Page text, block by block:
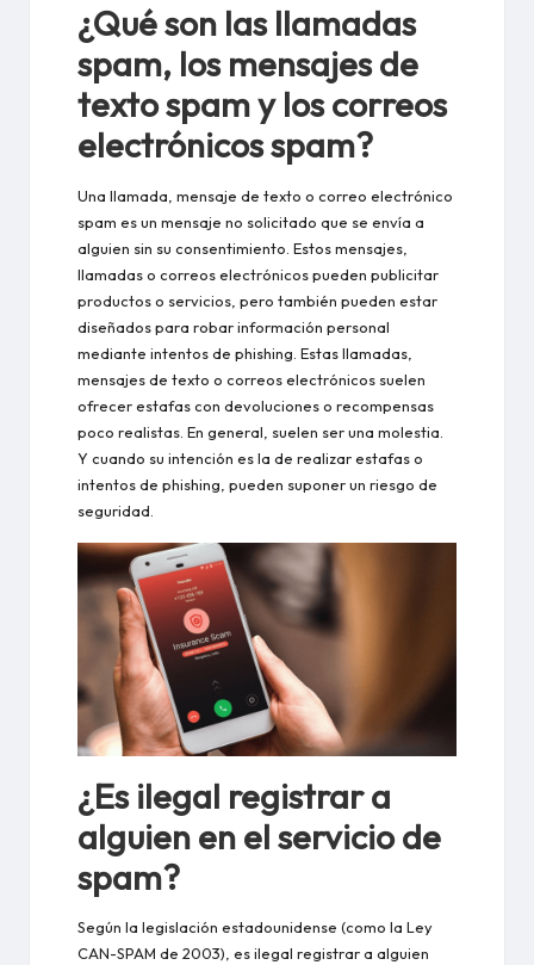
¿Qué son las llamadas
spam, los mensajes de
texto spam y los correos
electrónicos spam?
Una llamada, mensaje de texto o correo electrónico
spam es un mensaje no solicitado que se envía a
alguien sin su consentimiento. Estos mensajes,
llamadas o correos electrónicos pueden publicitar
productos o servicios, pero también pueden estar
diseñados para robar información personal
mediante intentos de phishing. Estas llamadas,
mensajes de texto o correos electrónicos suelen
ofrecer estafas con devoluciones o recompensas
poco realistas. En general, suelen ser una molestia.
Y cuando su intención es la de realizar estafas o
intentos de phishing, pueden suponer un riesgo de
seguridad.
¿Es ilegal registrar a
alguien en el servicio de
spam?
Según la legislación estadounidense (como la Ley
CAN-SPAM de 2003), es ilegal registrar a alguien